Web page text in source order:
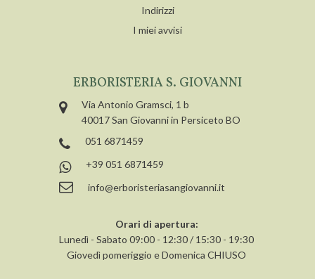
Indirizzi
I miei avvisi
ERBORISTERIA S. GIOVANNI
Via Antonio Gramsci, 1 b
40017 San Giovanni in Persiceto BO
051 6871459
+39 051 6871459
info@erboristeriasangiovanni.it
Orari di apertura:
Lunedì - Sabato 09:00 - 12:30 / 15:30 - 19:30
Giovedì pomeriggio e Domenica CHIUSO